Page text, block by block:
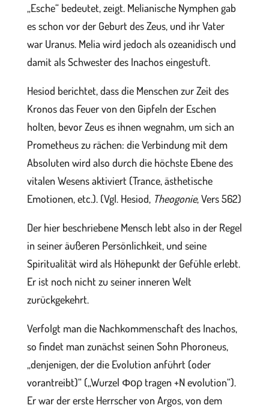
„Esche“ bedeutet, zeigt. Melianische Nymphen gab
es schon vor der Geburt des Zeus, und ihr Vater
war Uranus. Melia wird jedoch als ozeanidisch und
damit als Schwester des Inachos eingestuft.
Hesiod berichtet, dass die Menschen zur Zeit des
Kronos das Feuer von den Gipfeln der Eschen
holten, bevor Zeus es ihnen wegnahm, um sich an
Prometheus zu rächen: die Verbindung mit dem
Absoluten wird also durch die höchste Ebene des
vitalen Wesens aktiviert (Trance, ästhetische
Emotionen, etc.). (Vgl. Hesiod,Theogonie, Vers 562)
Der hier beschriebene Mensch lebt also in der Regel
in seiner äußeren Persönlichkeit, und seine
Spiritualität wird als Höhepunkt der Gefühle erlebt.
Er ist noch nicht zu seiner inneren Welt
zurückgekehrt.
Verfolgt man die Nachkommenschaft des Inachos,
so findet man zunächst seinen Sohn Phoroneus,
„denjenigen, der die Evolution anführt (oder
vorantreibt)“ („Wurzel Φορ tragen +N evolution“).
Er war der erste Herrscher von Argos, von dem